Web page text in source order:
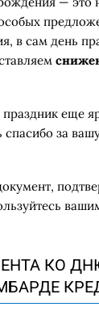
в сам день
еще
спасибо за
КО